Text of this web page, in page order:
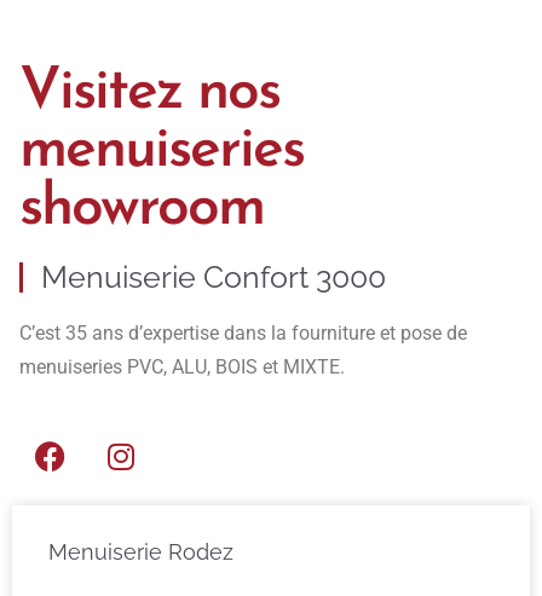
Visitez nos
menuiseries
showroom
Menuiserie Confort 3000
C’est 35 ans d’expertise dans la fourniture et pose de
menuiseries PVC, ALU, BOIS et MIXTE.
Menuiserie Rodez